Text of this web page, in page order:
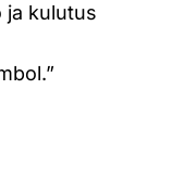
ja kulutus